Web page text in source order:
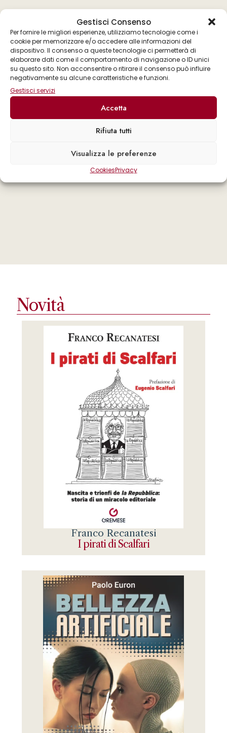
Gestisci Consenso
Per fornire le migliori esperienze, utilizziamo tecnologie come i
cookie per memorizzare e/o accedere alle informazioni del
dispositivo. Il consenso a queste tecnologie ci permetterà di
elaborare dati come il comportamento di navigazione o ID unici
su questo sito. Non acconsentire o ritirare il consenso può influire
negativamente su alcune caratteristiche e funzioni.
Gestisci servizi
Accetta
Rifiuta tutti
Visualizza le preferenze
CookiesPrivacy
Novità
Franco Recanatesi
I pirati di Scalfari